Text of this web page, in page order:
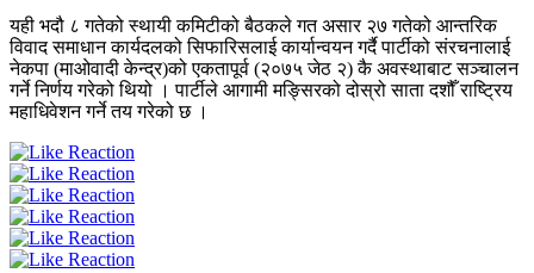
यही भदौ ८ गतेको स्थायी कमिटीको बैठकले गत असार २७ गतेको आन्तरिक
विवाद समाधान कार्यदलको सिफारिसलाई कार्यान्वयन गर्दै पार्टीको संरचनालाई
नेकपा (माओवादी केन्द्र)को एकतापूर्व (२०७५ जेठ २) कै अवस्थाबाट सञ्चालन
गर्ने निर्णय गरेको थियो । पार्टीले आगामी मङ्सिरको दोस्रो साता दशौँ राष्ट्रिय
महाधिवेशन गर्ने तय गरेको छ ।